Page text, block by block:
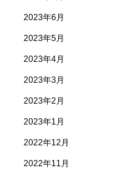
2023年6月
2023年5月
2023年4月
2023年3月
2023年2月
2023年1月
2022年12月
2022年11月